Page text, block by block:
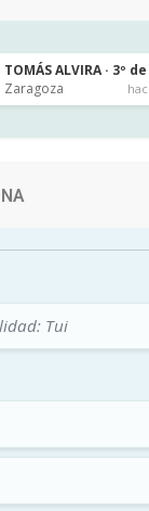
TOMÁS ALVIRA · 3º
Zaragoza
Tui